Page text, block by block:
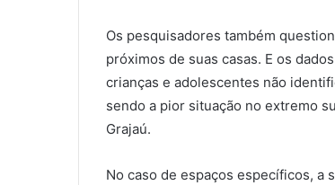
Os pesquisadores também
próximos de suas casas. E os
crianças e adolescentes não
sendo a pior situação no extremo
Grajaú.
No caso de espaços específicos, a